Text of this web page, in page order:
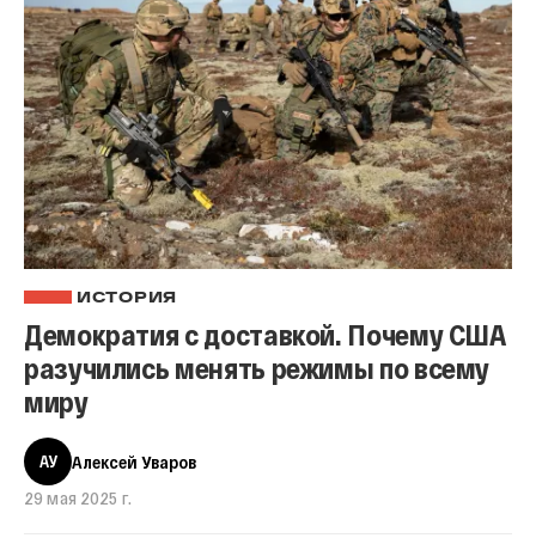
ИСТОРИЯ
Демократия с доставкой. Почему США
разучились менять режимы по всему
миру
АУ
Алексей Уваров
29 мая 2025 г.